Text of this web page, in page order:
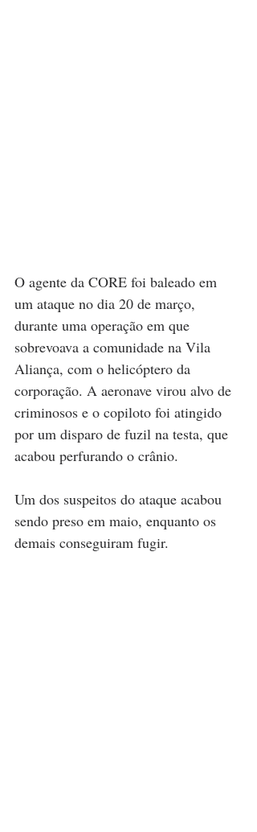
O agente da CORE foi baleado em
um ataque no dia 20 de março,
durante uma operação em que
sobrevoava a comunidade na Vila
Aliança, com o helicóptero da
corporação. A aeronave virou alvo de
criminosos e o copiloto foi atingido
por um disparo de fuzil na testa, que
acabou perfurando o crânio.
Um dos suspeitos do ataque acabou
sendo preso em maio, enquanto os
demais conseguiram fugir.